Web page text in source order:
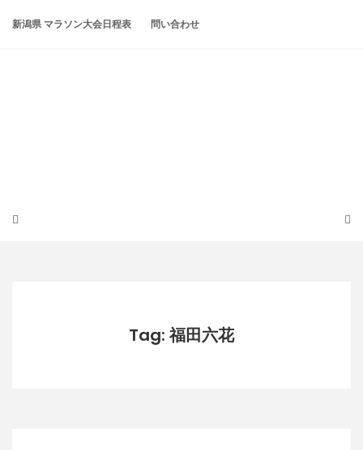
新潟県 マラソン大会日程表 問い合わせ
Tag: 福田六花